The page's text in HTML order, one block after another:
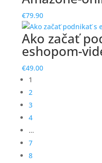
€79.90
Ako začať
eshopom-
€49.00
1
2
3
4
…
7
8